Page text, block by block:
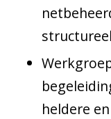
heldere